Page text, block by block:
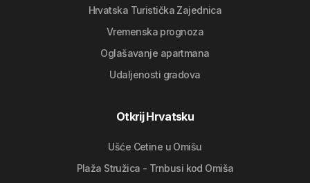
Hrvatska Turistička Zajednica
Vremenska prognoza
Oglašavanje apartmana
Udaljenosti gradova
Otkrij Hrvatsku
Ušće Cetine u Omišu
Plaža Stružica - Trnbusi kod Omiša